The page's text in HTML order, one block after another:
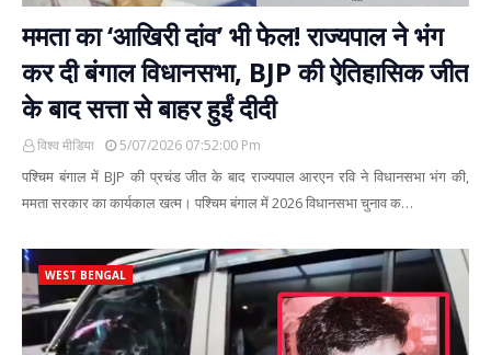
ममता का ‘आखिरी दांव’ भी फेल! राज्यपाल ने भंग
कर दी बंगाल विधानसभा, BJP की ऐतिहासिक जीत
के बाद सत्ता से बाहर हुईं दीदी
विश्व मीडिया 5/07/2026 07:52:00 Pm
पश्चिम बंगाल में BJP की प्रचंड जीत के बाद राज्यपाल आरएन रवि ने विधानसभा भंग की,
ममता सरकार का कार्यकाल खत्म। पश्चिम बंगाल में 2026 विधानसभा चुनाव क…
WEST BENGAL